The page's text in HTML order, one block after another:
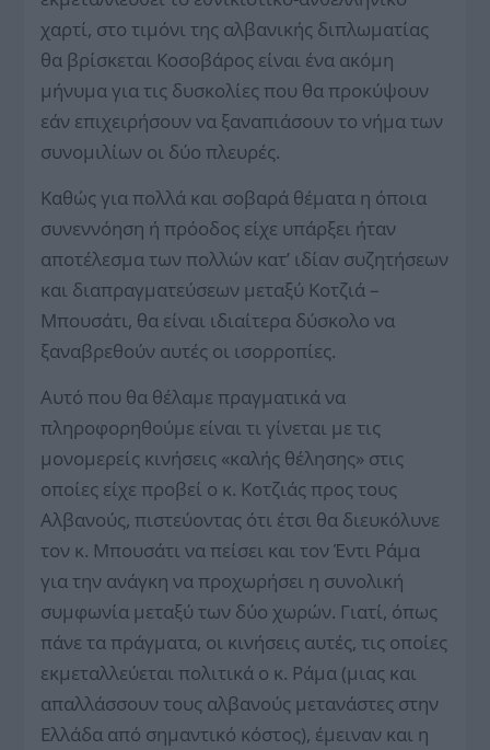
χαρτί, στο τιμόνι της αλβανικής διπλωματίας
θα βρίσκεται Κοσοβάρος είναι ένα ακόμη
μήνυμα για τις δυσκολίες που θα προκύψουν
εάν επιχειρήσουν να ξαναπιάσουν το νήμα των
συνομιλίων οι δύο πλευρές.
Καθώς για πολλά και σοβαρά θέματα η όποια
συνεννόηση ή πρόοδος είχε υπάρξει ήταν
αποτέλεσμα των πολλών κατ’ ιδίαν συζητήσεων
και διαπραγματεύσεων μεταξύ Κοτζιά –
Μπουσάτι, θα είναι ιδιαίτερα δύσκολο να
ξαναβρεθούν αυτές οι ισορροπίες.
Αυτό που θα θέλαμε πραγματικά να
πληροφορηθούμε είναι τι γίνεται με τις
μονομερείς κινήσεις «καλής θέλησης» στις
οποίες είχε προβεί ο κ. Κοτζιάς προς τους
Αλβανούς, πιστεύοντας ότι έτσι θα διευκόλυνε
τον κ. Μπουσάτι να πείσει και τον Έντι Ράμα
για την ανάγκη να προχωρήσει η συνολική
συμφωνία μεταξύ των δύο χωρών. Γιατί, όπως
πάνε τα πράγματα, οι κινήσεις αυτές, τις οποίες
εκμεταλλεύεται πολιτικά ο κ. Ράμα (μιας και
απαλλάσσουν τους αλβανούς μετανάστες στην
Ελλάδα από σημαντικό κόστος), έμειναν και η